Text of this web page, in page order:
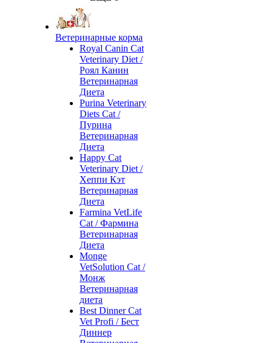
Ветеринарные корма
Royal Canin Cat
Veterinary Diet /
Роял Канин
Ветеринарная
Диета
Purina Veterinary
Diets Cat /
Пурина
Ветеринарная
Диета
Happy Cat
Veterinary Diet /
Хеппи Кэт
Ветеринарная
Диета
Farmina VetLife
Cat / Фармина
Ветеринарная
Диета
Monge
VetSolution Cat /
Монж
Ветеринарная
диета
Best Dinner Cat
Vet Profi / Бест
Диннер